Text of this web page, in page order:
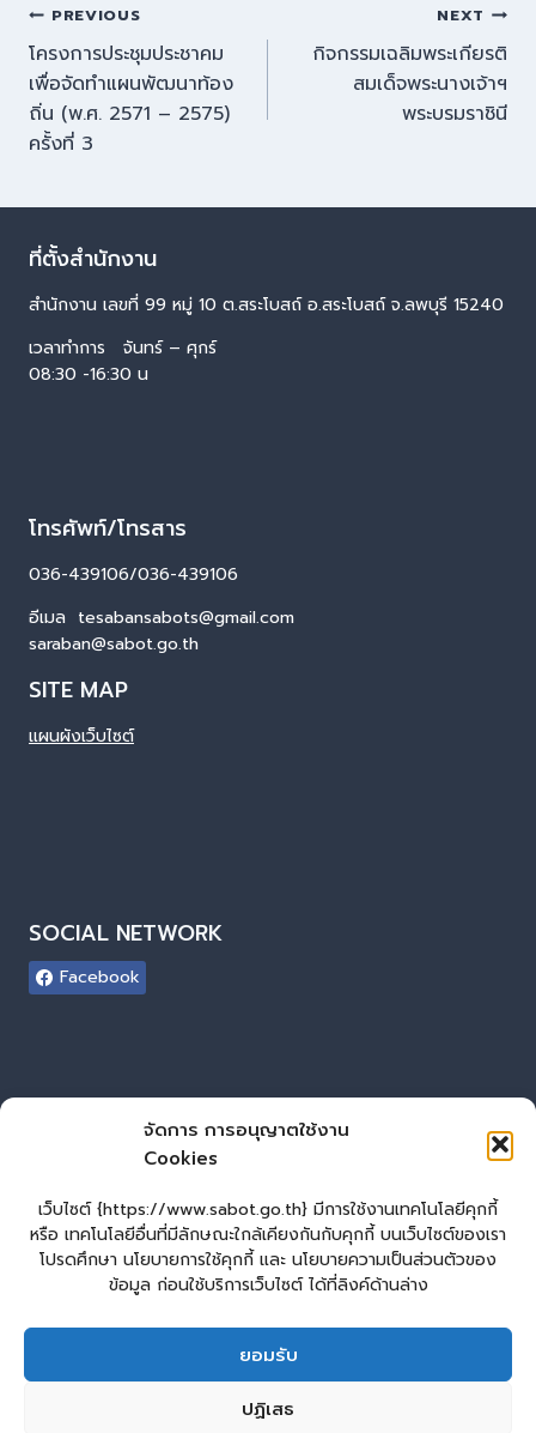
จัดการ การอนุญาตใช้งาน
Cookies
เว็บไซต์ {https://www.sabot.go.th} มีการใช้งานเทคโนโลยีคุกกี้
หรือ เทคโนโลยีอื่นที่มีลักษณะใกล้เคียงกันกับคุกกี้ บนเว็บไซต์ของเรา
โปรดศึกษา นโยบายการใช้คุกกี้ และ นโยบายความเป็นส่วนตัวของ
ข้อมูล ก่อนใช้บริการเว็บไซต์ ได้ที่ลิงค์ด้านล่าง
ยอมรับ
ปฏิเสธ
PREVIOUS
โครงการประชุมประชาคม
เพื่อจัดทำแผนพัฒนาท้อง
ถิ่น (พ.ศ. 2571 – 2575)
ครั้งที่ 3
NEXT
กิจกรรมเฉลิมพระเกียรติ
สมเด็จพระนางเจ้าฯ
พระบรมราชินี
ที่ตั้งสำนักงาน
สำนักงาน เลขที่ 99 หมู่ 10 ต.สระโบสถ์ อ.สระโบสถ์ จ.ลพบุรี 15240
เวลาทำการ จันทร์ – ศุกร์
08:30 -16:30 น
โทรศัพท์/โทรสาร
036-439106/036-439106
อีเมล tesabansabots@gmail.com
saraban@sabot.go.th
SITE MAP
แผนผังเว็บไซต์
SOCIAL NETWORK
Facebook
ผู้เยี่ยมชมเว็บไซต์
0
Login
เข้าสู่ระบบ
จัดทำเว็บไซต์
LopburiWebDesign